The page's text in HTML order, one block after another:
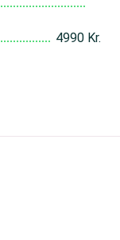
4990 Kr.